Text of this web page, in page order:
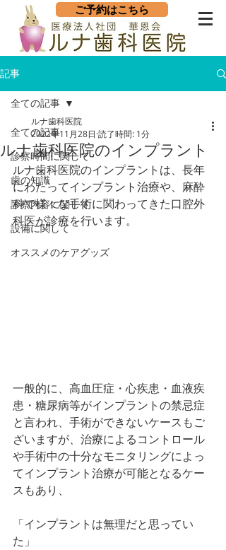
ご予約はこちら
記事
全ての記事
診察時間に関して
歯の知識
診察内容に関して
設備に関して
オススメのケアグッズ
全ての記事
ルナ歯科医院のインプラント
ルナ歯科医院
2022年11月28日 読了時間: 1分
ルナ歯科医院のインプラントは、長年
にわたってインプラント治療や、麻酔
科で様々な手術に関わってきた口腔外
科医が診療を行います。
一般的に、高血圧症・心疾患・血液疾
患・糖尿病等がインプラントの禁忌症
と言われ、手術ができないケースもご
ざいますが、治療によるコントロール
や手術中の十分なモニタリングによっ
てインプラント治療が可能となるケー
スもあり、
「インプラントは無理だと思ってい
た」